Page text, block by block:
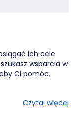
ich cele
wsparcia w
Ci pomóc.
Czytaj więcej